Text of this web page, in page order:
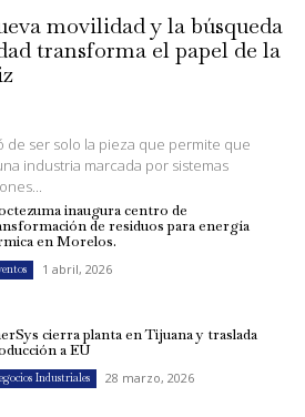
movilidad y la búsqueda
transforma el papel de la
de ser solo la pieza que permite que
industria marcada por sistemas
inaugura centro de
de residuos para energía
en Morelos.
1 abril, 2026
cierra planta en Tijuana y traslada
a EU
Industriales 28 marzo, 2026